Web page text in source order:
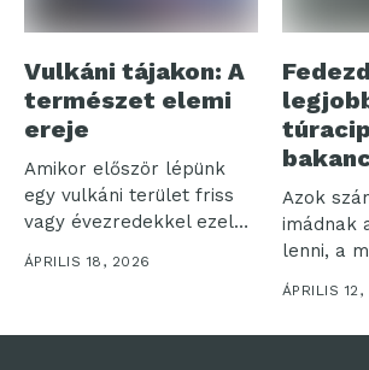
Vulkáni tájakon: A
természet elemi
ereje
Amikor először lépünk
egy vulkáni terület friss
vagy évezredekkel ezelőtt
megszilárdult talajára,...
ÁPRILIS 18, 2026
Azok
imádnak
lenni, a
ÁPRILIS